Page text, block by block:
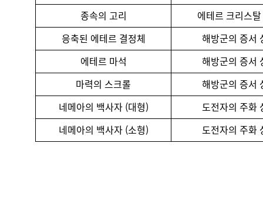
종속의 고리
에테르 크리스
응축된 에테르 결정체
해방군의 증서
에테르 마석
해방군의 증서
마력의 스크롤
해방군의 증서
네메아의 백사자 (대형)
도전자의 주화
네메아의 백사자 (소형)
도전자의 주화